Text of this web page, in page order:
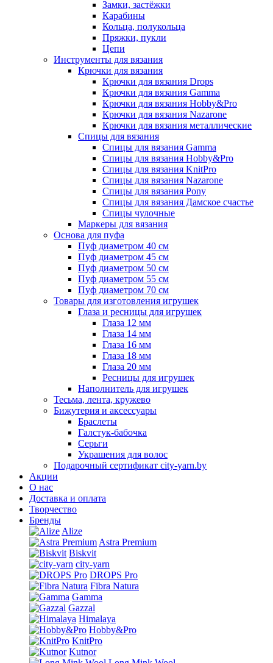
Замки, застёжки
Карабины
Кольца, полукольца
Пряжки, пукли
Цепи
Инструменты для вязания
Крючки для вязания
Крючки для вязания Drops
Крючки для вязания Gamma
Крючки для вязания Hobby&Pro
Крючки для вязания Nazarone
Крючки для вязания металлические
Спицы для вязания
Спицы для вязания Gamma
Спицы для вязания Hobby&Pro
Спицы для вязания KnitPro
Спицы для вязания Nazarone
Спицы для вязания Pony
Спицы для вязания Дамское счастье
Спицы чулочные
Маркеры для вязания
Основа для пуфа
Пуф диаметром 40 см
Пуф диаметром 45 см
Пуф диаметром 50 см
Пуф диаметром 55 см
Пуф диаметром 70 см
Товары для изготовления игрушек
Глаза и ресницы для игрушек
Глаза 12 мм
Глаза 14 мм
Глаза 16 мм
Глаза 18 мм
Глаза 20 мм
Ресницы для игрушек
Наполнитель для игрушек
Тесьма, лента, кружево
Бижутерия и аксессуары
Браслеты
Галстук-бабочка
Серьги
Украшения для волос
Подарочный сертификат city-yarn.by
Акции
О нас
Доставка и оплата
Творчество
Бренды
Alize
Astra Premium
Biskvit
city-yarn
DROPS Pro
Fibra Natura
Gamma
Gazzal
Himalaya
Hobby&Pro
KnitPro
Kutnor